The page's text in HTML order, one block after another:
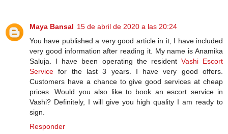
Maya Bansal 15 de abril de 2020 a las 20:24
You have published a very good article in it, I have included
very good information after reading it. My name is Anamika
Saluja. I have been operating the resident Vashi Escort
Service for the last 3 years. I have very good offers.
Customers have a chance to give good services at cheap
prices. Would you also like to book an escort service in
Vashi? Definitely, I will give you high quality I am ready to
sign.
Responder